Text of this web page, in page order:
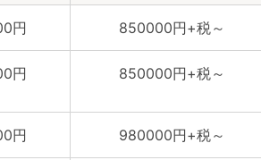
円 850000円+税～
円 850000円+税～
円 980000円+税～